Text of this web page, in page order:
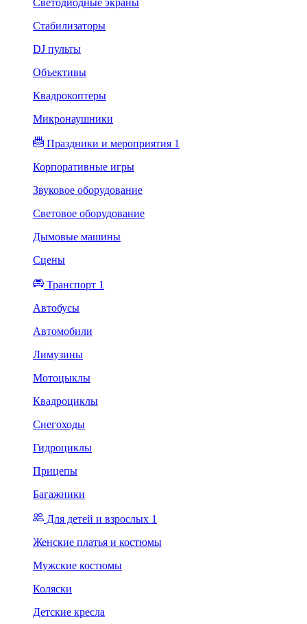
Светодиодные экраны
Стабилизаторы
DJ пульты
Объективы
Квадрокоптеры
Микронаушники
Праздники и мероприятия 1
Корпоративные игры
Звуковое оборудование
Световое оборудование
Дымовые машины
Сцены
Транспорт 1
Автобусы
Автомобили
Лимузины
Мотоцыклы
Квадроциклы
Снегоходы
Гидроциклы
Прицепы
Багажники
Для детей и взрослых 1
Женские платья и костюмы
Мужские костюмы
Коляски
Детские кресла